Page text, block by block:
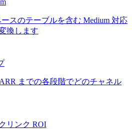
スのテーブルを含む Medium 対応
換します
までの各段階でどのチャネル
リンク ROI